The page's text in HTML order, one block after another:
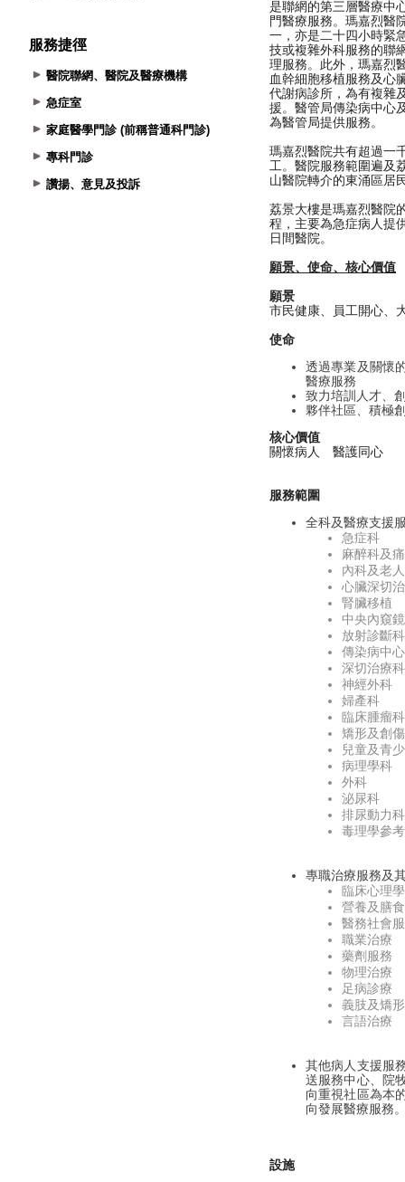
服務捷徑
醫院聯網、醫院及醫療機構
急症室
家庭醫學門診 (前稱普通科門診)
專科門診
讚揚、意見及投訴